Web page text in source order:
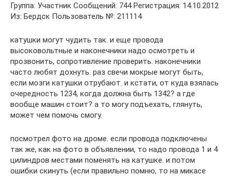
Группа: Участник Сообщений: 744 Регистрация: 14.10.2012
Из: Бердск Пользователь №: 211114
катушки могут чудить так. и еще провода
высоковольтные и наконечники надо осмотреть и
прозвонить, сопротивление проверить. наконечники
часто любят дохнуть. раз свечи мокрые могут быть,
если мозги катушки отрубают. и кстати, от куда взялась
очередность 1234, когда должна быть 1342? а где
вообще машин стоит? а то могу подъехать, глянуть,
может чем помочь смогу.
посмотрел фото на дроме. если провода подключены
так же, как на фото в объявлении, то надо провода 1 и 4
цилиндров местами поменять на катушке. и потом
ошибки скинуть (если правильно помню, то на микасе